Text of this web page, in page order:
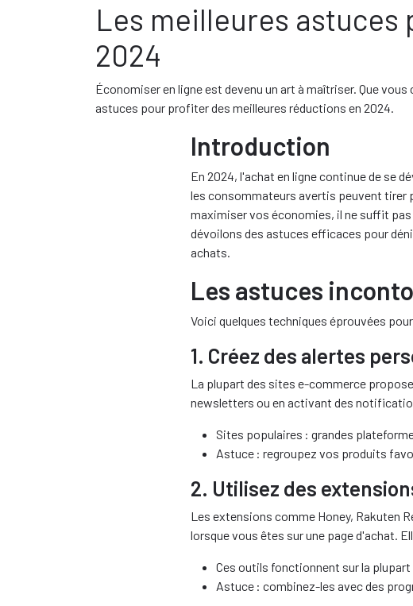
Les meilleures astuces
2024
Économiser en ligne est devenu un art à maîtriser. Que
astuces pour profiter des meilleures réductions en 2024.
Introduction
En 2024, l'achat en ligne continue de se
les consommateurs avertis peuvent tirer
maximiser vos économies, il ne suffit
dévoilons des astuces efficaces pour
achats.
Les astuces
Voici quelques techniques éprouvées
1. Créez des alertes
La plupart des sites e-commerce
newsletters ou en activant des
Sites populaires : grandes
Astuce : regroupez vos produits
2. Utilisez des
Les extensions comme Honey, Rakuten
lorsque vous êtes sur une page d'achat.
Ces outils fonctionnent sur la
Astuce : combinez-les avec des